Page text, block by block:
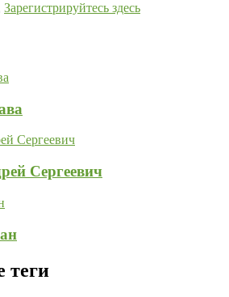
Зарегистрируйтесь здесь
Сергеевич
теги